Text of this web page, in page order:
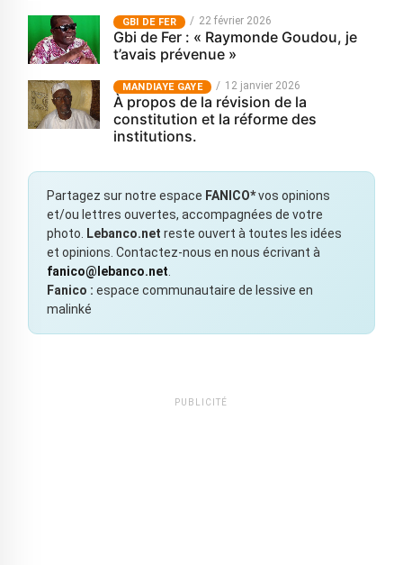
GBI DE FER 22 février 2026
Gbi de Fer : « Raymonde Goudou, je
t’avais prévenue »
MANDIAYE GAYE 12 janvier 2026
À propos de la révision de la
constitution et la réforme des
institutions.
Partagez sur notre espace FANICO*vos opinions
et/ou lettres ouvertes, accompagnées de votre
photo.
Lebanco.net reste ouvert à toutes les idées
et opinions. Contactez-nous en nous écrivant à
fanico@lebanco.net
Fanico : espace communautaire de lessive en
malinké
PUBLICITÉ